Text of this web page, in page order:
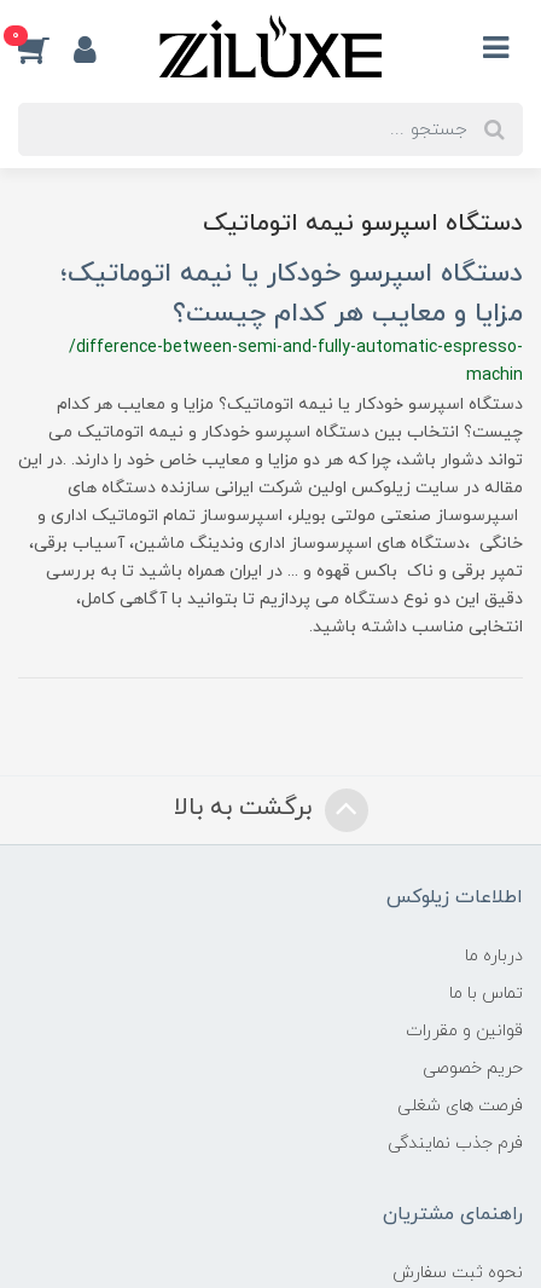
0
دستگاه اسپرسو نیمه اتوماتیک
دستگاه اسپرسو خودکار یا نیمه اتوماتیک؛
مزایا و معایب هر کدام چیست؟
/difference-between-semi-and-fully-automatic-espresso-
machin
دستگاه اسپرسو خودکار یا نیمه اتوماتیک؟ مزایا و معایب هر کدام
چیست؟ انتخاب بین دستگاه اسپرسو خودکار و نیمه اتوماتیک می
‌تواند دشوار باشد، چرا که هر دو مزایا و معایب خاص خود را دارند. .در این
مقاله در سایت زیلوکس اولین شرکت ایرانی سازنده دستگاه های
اسپرسوساز صنعتی مولتی بویلر، اسپرسوساز تمام اتوماتیک اداری و
خانگی ،دستگاه های اسپرسوساز اداری وندینگ ماشین، آسیاب برقی،
تمپر برقی و ناک باکس قهوه و ... در ایران همراه باشید تا به بررسی
دقیق این دو نوع دستگاه می ‌پردازیم تا بتوانید با آگاهی کامل،
انتخابی مناسب داشته باشید.
برگشت به بالا
اطلاعات زیلوکس
درباره ما
تماس با ما
قوانین و مقررات
حریم خصوصی
فرصت های شغلی
فرم جذب نمایندگی
راهنمای مشتریان
نحوه ثبت سفارش